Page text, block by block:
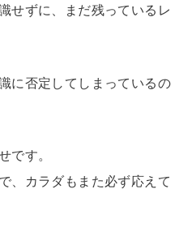
せずに、まだ残っているレ
に否定してしまっているの
です。
、カラダもまた必ず応えて